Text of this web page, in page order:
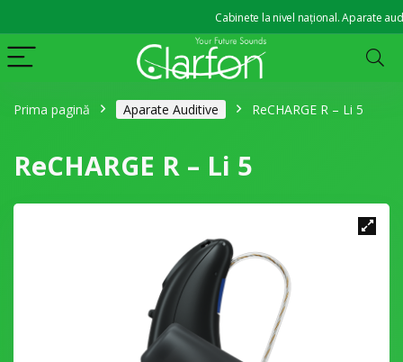
Cabinete la nivel național. Aparate auditive
Prima pagină Aparate Auditive ReCHARGE R – Li 5
ReCHARGE R – Li 5